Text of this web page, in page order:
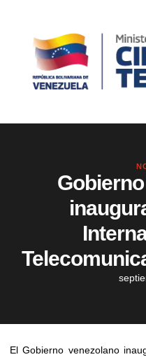
El Gobierno venezolano